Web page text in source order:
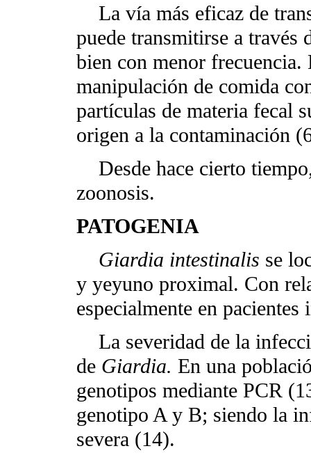
La vía más eficaz de
puede transmitirse a través
bien con menor
manipulación de comida
partículas de materia fecal
origen a la contaminación
Desde hace cierto
zoonosis.
PATOGENIA
Giardia intestinalis se
y yeyuno proximal. Con
especialmente en
La severidad de la
de Giardia. En una
genotipos mediante PCR
genotipo A y B; siendo la
severa (14).